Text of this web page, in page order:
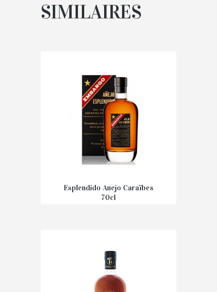
SIMILAIRES
Esplendido Anejo Caraïbes
70cl